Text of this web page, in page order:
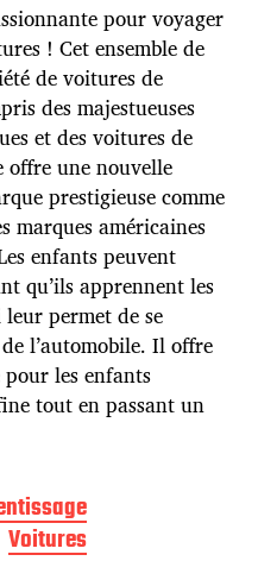
pour voyager
! Cet ensemble de
de voitures de
des majestueuses
et des voitures de
offre une nouvelle
prestigieuse comme
marques américaines
enfants peuvent
qu’ils apprennent les
permet de se
l’automobile. Il offre
les enfants
tout en passant un
Voitures